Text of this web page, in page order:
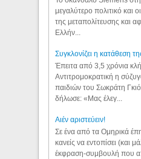
μεγαλύτερο πολιτικό και
της μεταπολίτευσης και
Ελλήν...
Συγκλονίζει η κατάθεση
Έπειτα από 3,5 χρόνια
Αντιτρομοκρατική η
παιδιών του Σωκράτη
δήλωσε: «Μας έλεγ...
Aιέν αριστεύειν!
Σε ένα από τα Ομηρικά
κανείς να εντοπίσει (και
έκφραση-συμβουλή που